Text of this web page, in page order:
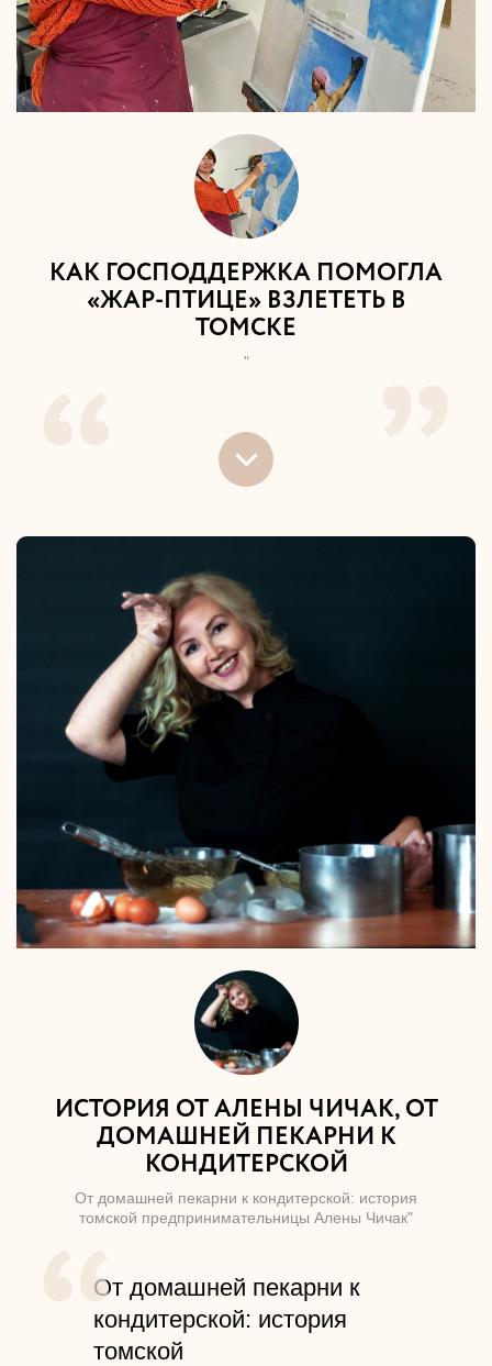
КАК ГОСПОДДЕРЖКА ПОМОГЛА
«ЖАР-ПТИЦЕ» ВЗЛЕТЕТЬ В
ТОМСКЕ
"
ИСТОРИЯ ОТ АЛЕНЫ ЧИЧАК, ОТ
ДОМАШНЕЙ ПЕКАРНИ К
КОНДИТЕРСКОЙ
От домашней пекарни к кондитерской: история
томской предпринимательницы Алены Чичак"
От домашней пекарни к
кондитерской: история
томской